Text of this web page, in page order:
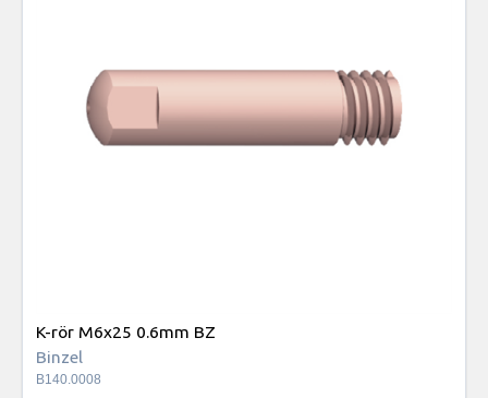
K-rör M6x25 0.6mm BZ
Binzel
B140.0008